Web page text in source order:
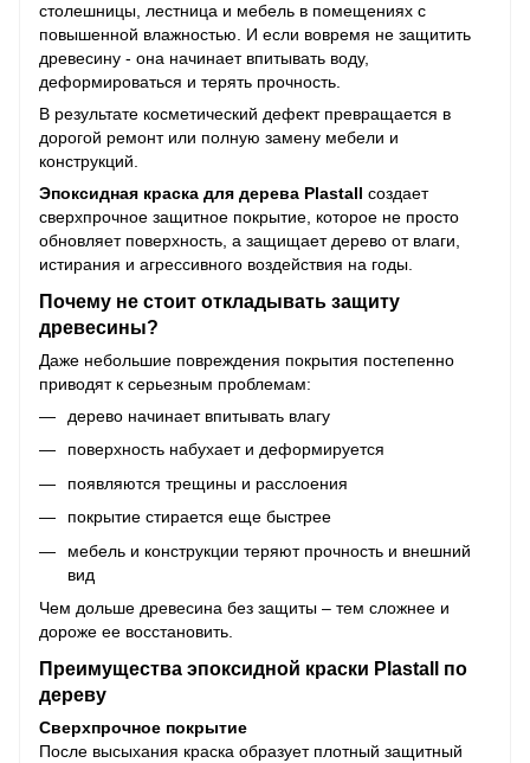
столешницы, лестница и мебель в помещениях с
повышенной влажностью. И если вовремя не защитить
древесину - она начинает впитывать воду,
деформироваться и терять прочность.
В результате косметический дефект превращается в
дорогой ремонт или полную замену мебели и
конструкций.
Эпоксидная краска для дерева Plastall создает
сверхпрочное защитное покрытие, которое не просто
обновляет поверхность, а защищает дерево от влаги,
истирания и агрессивного воздействия на годы.
Почему не стоит откладывать защиту
древесины?
Даже небольшие повреждения покрытия постепенно
приводят к серьезным проблемам:
дерево начинает впитывать влагу
поверхность набухает и деформируется
появляются трещины и расслоения
покрытие стирается еще быстрее
мебель и конструкции теряют прочность и внешний
вид
Чем дольше древесина без защиты – тем сложнее и
дороже ее восстановить.
Преимущества эпоксидной краски Plastall по
дереву
Сверхпрочное покрытие
После высыхания краска образует плотный защитный